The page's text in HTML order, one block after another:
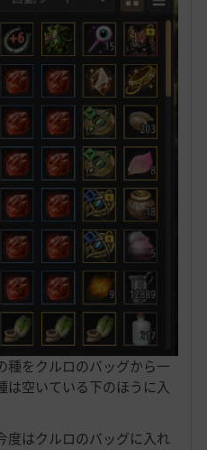
種をクルロのバッグから一
は空いている下のほうに入
度はクルロのバッグに入れ